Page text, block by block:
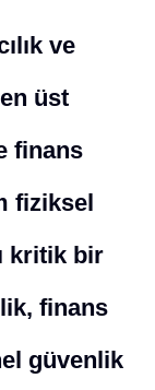
ve
üst
finans
fiziksel
kritik bir
finans
güvenlik